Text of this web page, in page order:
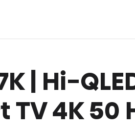
| Hi-
TV 4K 50